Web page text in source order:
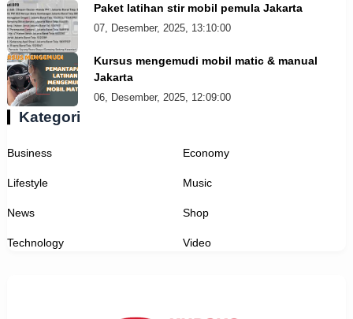
Paket latihan stir mobil pemula Jakarta
07, Desember, 2025, 13:10:00
Kursus mengemudi mobil matic & manual
Jakarta
06, Desember, 2025, 12:09:00
Kategori
Business Economy
Lifestyle Music
News Shop
Technology Video